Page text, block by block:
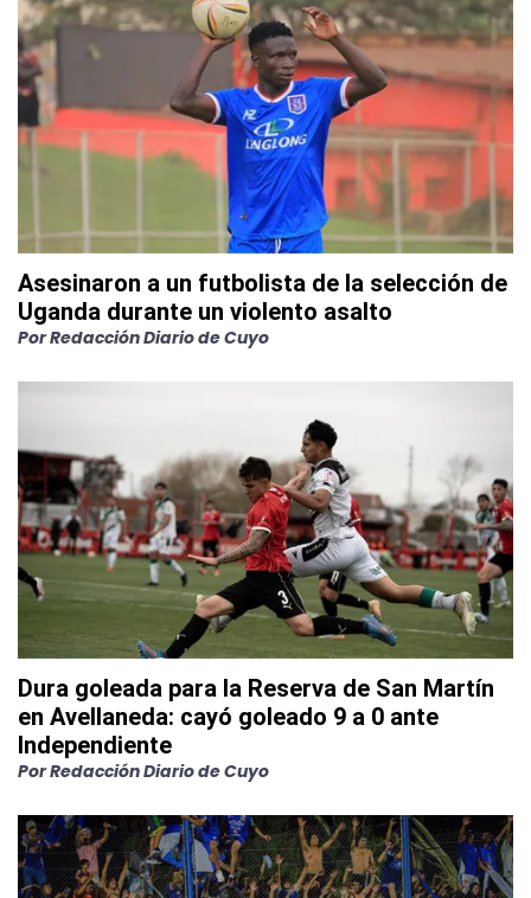
Asesinaron a un futbolista de la selección de
Uganda durante un violento asalto
PorRedacción Diario de Cuyo
Dura goleada para la Reserva de San Martín
en Avellaneda: cayó goleado 9 a 0 ante
Independiente
PorRedacción Diario de Cuyo